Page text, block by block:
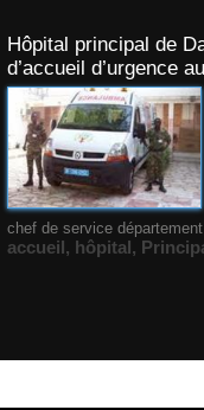
Hôpital principal de
d’accueil d’urgence
chef de service département
accueil, hôpital,